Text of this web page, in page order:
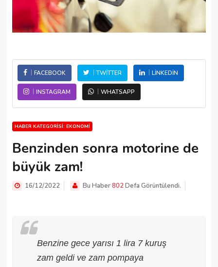
FACEBOOK TWITTER LINKEDIN
INSTAGRAM WHATSAPP
HABER KATEGORISI: EKONOMI
Benzinden sonra motorine de
büyük zam!
16/12/2022 Bu Haber802Defa Görüntülendi.
Benzine gece yarısı 1 lira 7 kuruş
zam geldi ve zam pompaya